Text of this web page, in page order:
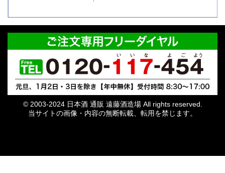
© 2003-2024 日本酒 通販 遠藤酒造場 All rights reserved.
当サイトの画像・内容の無断転載、転用を禁じます。